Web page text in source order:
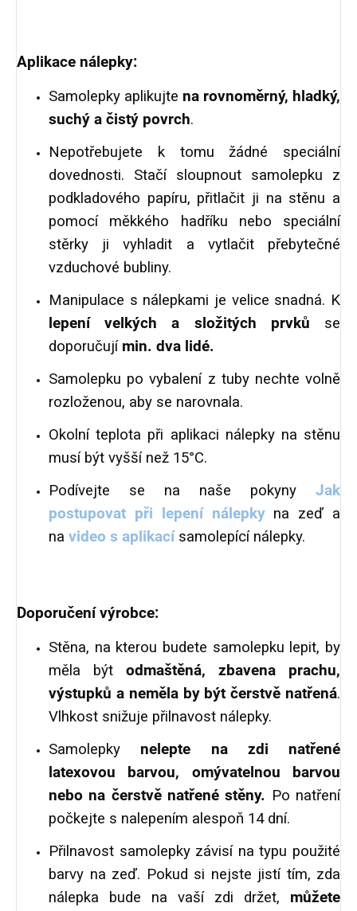
Aplikace nálepky:
Samolepky aplikujte na rovnoměrný, hladký,
suchý a čistý povrch.
Nepotřebujete k tomu žádné speciální
dovednosti. Stačí sloupnout samolepku z
podkladového papíru, přitlačit ji na stěnu a
pomocí měkkého hadříku nebo speciální
stěrky ji vyhladit a vytlačit přebytečné
vzduchové bubliny.
Manipulace s nálepkami je velice snadná. K
lepení velkých a složitých prvků se
doporučují min. dva lidé.
Samolepku po vybalení z tuby nechte volně
rozloženou, aby se narovnala.
Okolní teplota při aplikaci nálepky na stěnu
musí být vyšší než 15°C.
Podívejte se na naše pokyny Jak
postupovat při lepení nálepkyna zeď a
na video s aplikací samolepící nálepky.
Doporučení výrobce:
Stěna, na kterou budete samolepku lepit, by
měla být odmaštěná, zbavena prachu,
výstupků a neměla by být čerstvě natřená.
Vlhkost snižuje přilnavost nálepky.
Samolepky nelepte na zdi natřené
latexovou barvou, omývatelnou barvou
nebo na čerstvě natřené stěny. Po natření
počkejte s nalepením alespoň 14 dní.
Přilnavost samolepky závisí na typu použité
barvy na zeď. Pokud si nejste jistí tím, zda
nálepka bude na vaší zdi držet, můžete